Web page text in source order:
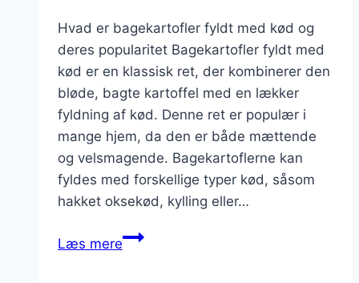
Hvad er bagekartofler fyldt med kød og
deres popularitet Bagekartofler fyldt med
kød er en klassisk ret, der kombinerer den
bløde, bagte kartoffel med en lækker
fyldning af kød. Denne ret er populær i
mange hjem, da den er både mættende
og velsmagende. Bagekartoflerne kan
fyldes med forskellige typer kød, såsom
hakket oksekød, kylling eller…
Læs mereBagekartofler